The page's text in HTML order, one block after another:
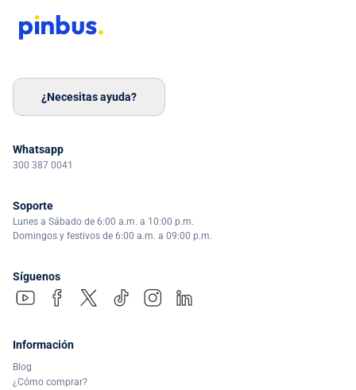
¿Necesitas ayuda?
Whatsapp
300 387 0041
Soporte
Lunes a Sábado de 6:00 a.m. a 10:00 p.m.
Domingos y festivos de 6:00 a.m. a 09:00 p.m.
Síguenos
Información
Blog
¿Cómo comprar?